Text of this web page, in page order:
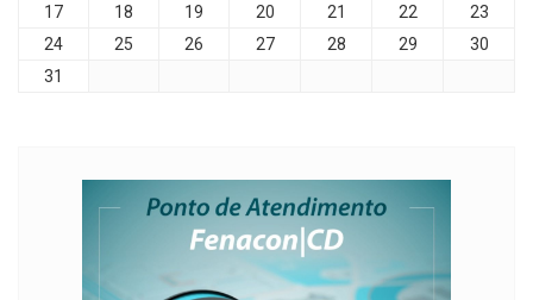
17
18 19 20 21 22
23
24
25 26 27 28 29
30
31